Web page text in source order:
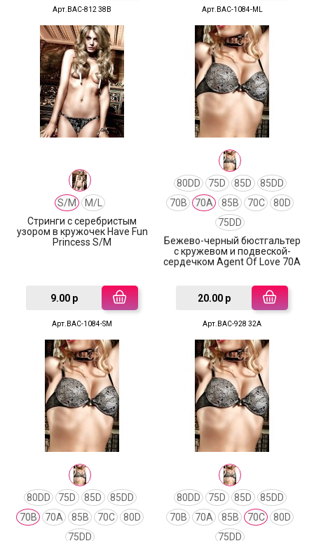
Арт.BAC-812 38B Арт.BAC-1084-ML
S/M
M/L
Cтринги с серебристым
узором в кружочек Have Fun
Princess S/M
9.00 р
Арт.BAC-1084-SM
80DD 75D 85D
85DD
70B
70A 85B 70C
80D
75DD
Бежево-черный бюстгальтер
с кружевом и подвеской-
сердечком Agent Of Love 70A
20.00 р
Арт.BAC-928 32A
80DD 75D 85D
85DD
70B
70A 85B 70C
80D
75DD
80DD 75D 85D
85DD
70B
70A 85B 70C
80D
75DD